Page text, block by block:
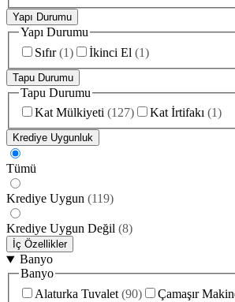
Yapı Durumu
Yapı Durumu
Sıfır (1) İkinci El (1)
Tapu Durumu
Tapu Durumu
Kat Mülkiyeti (127) Kat İrtifakı (1)
Krediye Uygunluk
Tümü
Krediye Uygun (119)
Krediye Uygun Değil (8)
İç Özellikler
Banyo
Banyo
Alaturka Tuvalet (90) Çamaşır